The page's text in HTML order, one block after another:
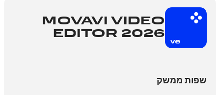
MOVAVI VIDEO
EDITOR 2026
שפות ממשק